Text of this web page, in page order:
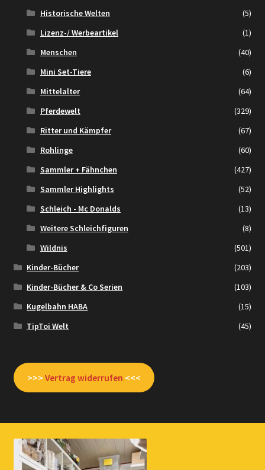
Historische Welten
(5)
Lizenz-/ Werbeartikel
(1)
Menschen
(40)
Mini Set-Tiere
(6)
Mittelalter
(64)
Pferdewelt
(329)
Ritter und Kämpfer
(67)
Rohlinge
(60)
Sammler + Fähnchen
(427)
Sammler Highlights
(52)
Schleich - Mc Donalds
(13)
Weitere Schleichfiguren
(8)
Wildnis
(501)
Kinder-Bücher
(203)
Kinder-Bücher & Co Serien
(103)
Kugelbahn HABA
(15)
TipToi Welt
(45)
>>> Vertrag widerrufen <<<